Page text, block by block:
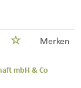
Merken
mbH & Co